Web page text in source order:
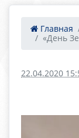
Главная
«День
22.04.2020